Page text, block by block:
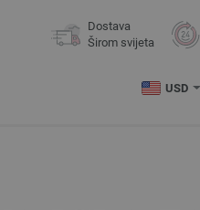
Dostava
Širom svijeta
USD